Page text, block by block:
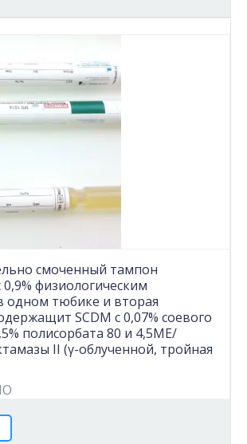
смоченный тампон
физиологическим
одном тюбике и вторая
SCDM с 0,07% соевого
полисорбата 80 и 4,5МЕ/
II (γ-облученной, тройная